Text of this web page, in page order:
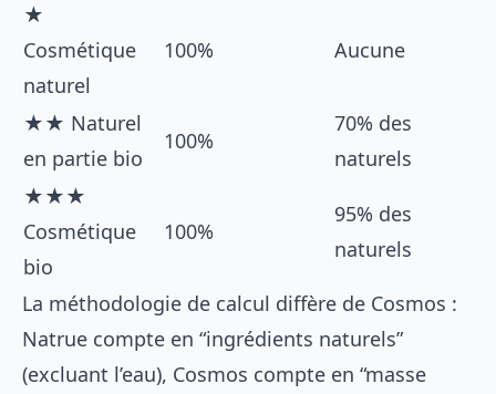
★
Cosmétique
naturel
100% Aucune
★★ Naturel
en partie bio
100%
70% des
naturels
★★★
Cosmétique
bio
100%
95% des
naturels
La méthodologie de calcul diffère de Cosmos :
Natrue compte en “ingrédients naturels”
(excluant l’eau), Cosmos compte en “masse